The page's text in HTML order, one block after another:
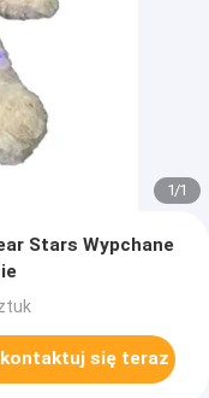
1/1
Stars Wypchane
się teraz